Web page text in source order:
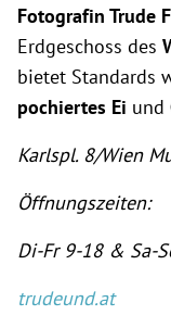
Fotografin Trude
Erdgeschoss des
bietet Standards
pochiertes Ei und
Karlspl. 8/Wien
Öffnungszeiten:
Di-Fr 9-18 & Sa-
trudeund.at